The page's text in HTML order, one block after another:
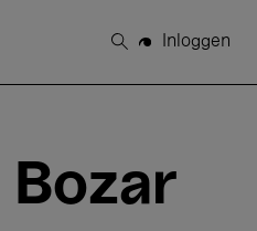
Zoeken
Inloggen
Bozar